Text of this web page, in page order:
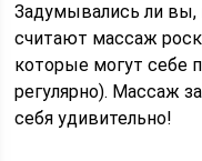
Задумывались ли вы,
считают массаж
которые могут себе
регулярно). Массаж
себя удивительно!